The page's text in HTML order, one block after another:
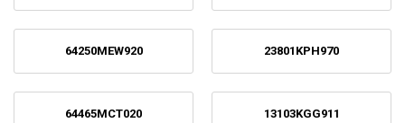
64250MEW920 23801KPH970
64465MCT020 13103KGG911